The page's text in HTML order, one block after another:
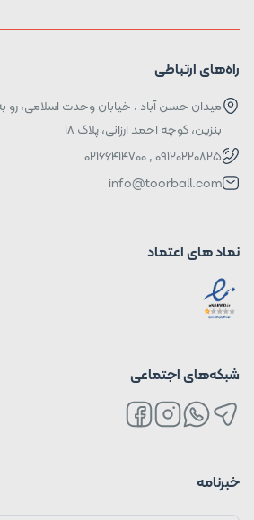
راه‌های ارتباطی
میدان حسن آباد ، خیابان وحدت اسلامی،
بنزین، کوچه احمد ارزانی، پلاک ۱۸
09120220825 , 02166414700
info@toorball.com
نماد های اعتماد
شبکه‌های اجتماعی
خبرنامه